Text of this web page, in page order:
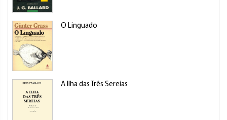
O Linguado
A Ilha das Três Sereias